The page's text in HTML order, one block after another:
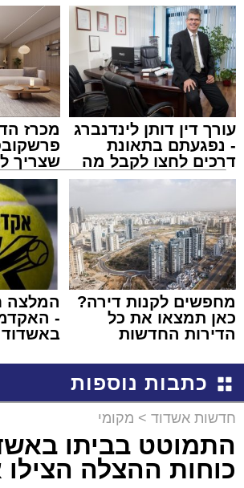
עורך דין דותן לינדנברג
- נפגעתם בתאונת
דרכים לחצו לקבל מה
שמגיע לכם
מכרז
שצריך
באשדוד
מחפשים לקנות דירה?
כאן תמצאו את כל
הדירות החדשות
המלצה
-
כתבות נוספות
חדשות אשדוד > מקומי
התמוטט בביתו
כוחות ההצלה הצילו